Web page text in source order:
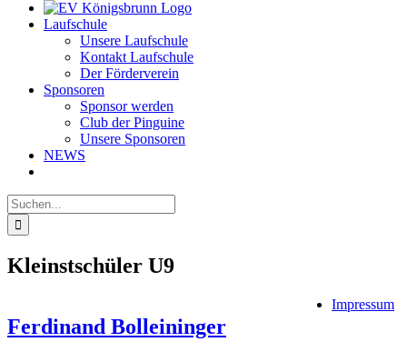
Laufschule
Unsere Laufschule
Kontakt Laufschule
Der Förderverein
Sponsoren
Sponsor werden
Club der Pinguine
Unsere Sponsoren
NEWS
Suche
nach:
Kleinstschüler U9
Ferdinand Bolleininger
Impressum